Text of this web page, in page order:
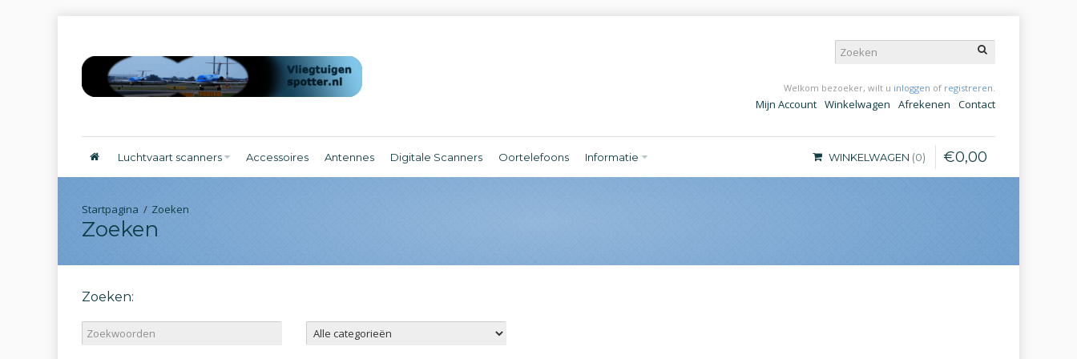
Welkom bezoeker, wilt u inloggen of registreren.
Mijn Account Winkelwagen Afrekenen Contact
Luchtvaart scanners Accessoires Antennes Digitale Scanners Oortelefoons Informatie WINKELWAGEN 0 €0,00
Zoeken
Zoeken
Zoeken: